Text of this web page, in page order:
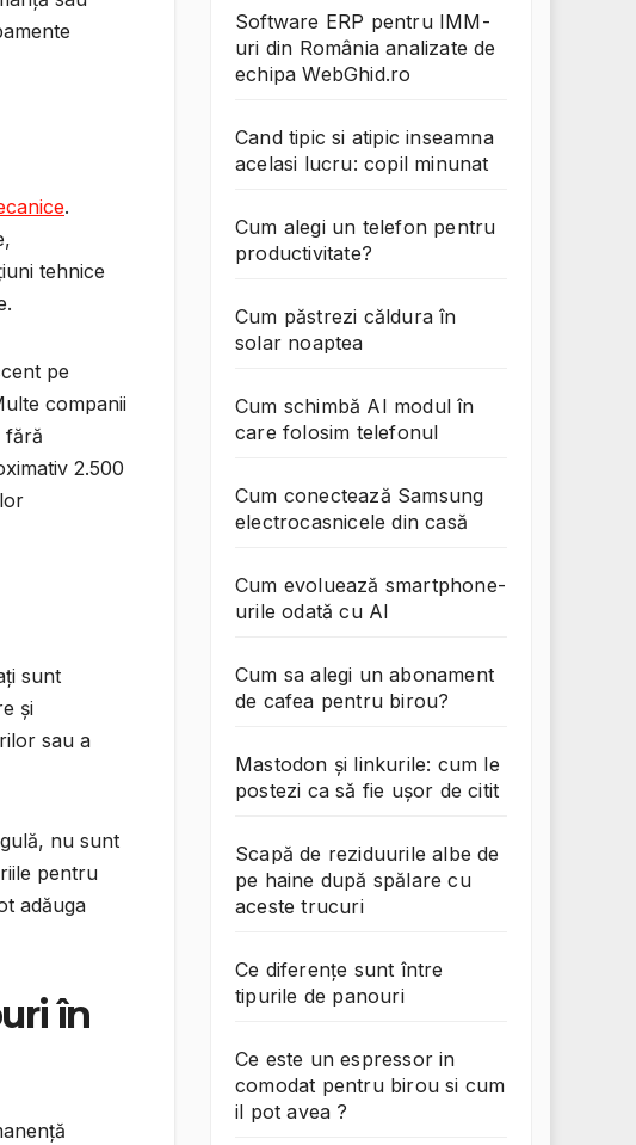
.
tehnice
pe
companii
fără
2.500
sunt
și
sau a
nu sunt
pentru
adăuga
în
Software ERP pentru IMM-
uri din România analizate de
echipa WebGhid.ro
Cand tipic si atipic inseamna
acelasi lucru: copil minunat
Cum alegi un telefon pentru
productivitate?
Cum păstrezi căldura în
solar noaptea
Cum schimbă AI modul în
care folosim telefonul
Cum conectează Samsung
electrocasnicele din casă
Cum evoluează smartphone-
urile odată cu AI
Cum sa alegi un abonament
de cafea pentru birou?
Mastodon și linkurile: cum le
postezi ca să fie ușor de citit
Scapă de reziduurile albe de
pe haine după spălare cu
aceste trucuri
Ce diferențe sunt între
tipurile de panouri
Ce este un espressor in
comodat pentru birou si cum
il pot avea ?